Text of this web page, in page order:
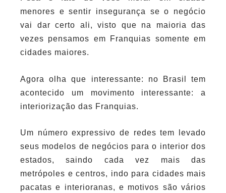
menores e sentir insegurança se o negócio
vai dar certo ali, visto que na maioria das
vezes pensamos em Franquias somente em
cidades maiores.
Agora olha que interessante: no Brasil tem
acontecido um movimento interessante: a
interiorização das Franquias.
Um número expressivo de redes tem levado
seus modelos de negócios para o interior dos
estados, saindo cada vez mais das
metrópoles e centros, indo para cidades mais
pacatas e interioranas, e motivos são vários